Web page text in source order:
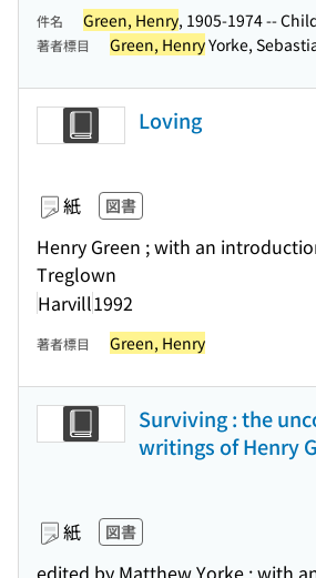
件名 Green, Henry, 1905-1974 --
著者標目 Green, HenryYorke,
Loving
紙 図書
Henry Green ; with an
Treglown
Harvill1992
著者標目 Green, Henry
Surviving : the
writings of Henry
紙 図書
edited by Matthew Yorke ; with